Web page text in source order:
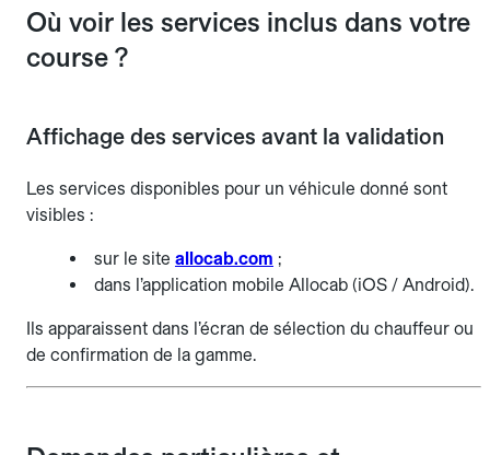
Où voir les services inclus dans votre
course ?
Affichage des services avant la validation
Les services disponibles pour un véhicule donné sont
visibles :
sur le site allocab.com ;
dans l’application mobile Allocab (iOS / Android).
Ils apparaissent dans l’écran de sélection du chauffeur ou
de confirmation de la gamme.